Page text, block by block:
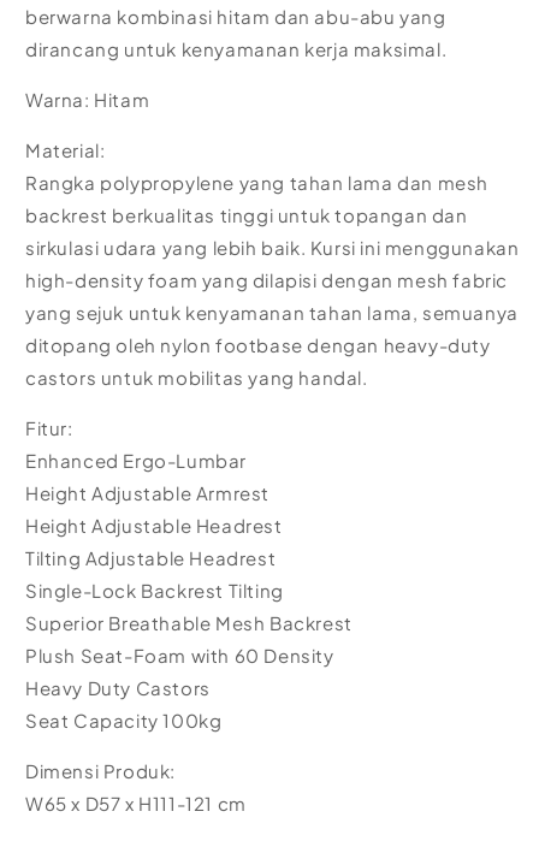
berwarna kombinasi hitam dan abu-abu yang
dirancang untuk kenyamanan kerja maksimal.
Warna: Hitam
Material:
Rangka polypropylene yang tahan lama dan mesh
backrest berkualitas tinggi untuk topangan dan
sirkulasi udara yang lebih baik. Kursi ini menggunakan
high-density foam yang dilapisi dengan mesh fabric
yang sejuk untuk kenyamanan tahan lama, semuanya
ditopang oleh nylon footbase dengan heavy-duty
castors untuk mobilitas yang handal.
Fitur:
Enhanced Ergo-Lumbar
Height Adjustable Armrest
Height Adjustable Headrest
Tilting Adjustable Headrest
Single-Lock Backrest Tilting
Superior Breathable Mesh Backrest
Plush Seat-Foam with 60 Density
Heavy Duty Castors
Seat Capacity 100kg
Dimensi Produk:
W65 x D57 x H111-121 cm